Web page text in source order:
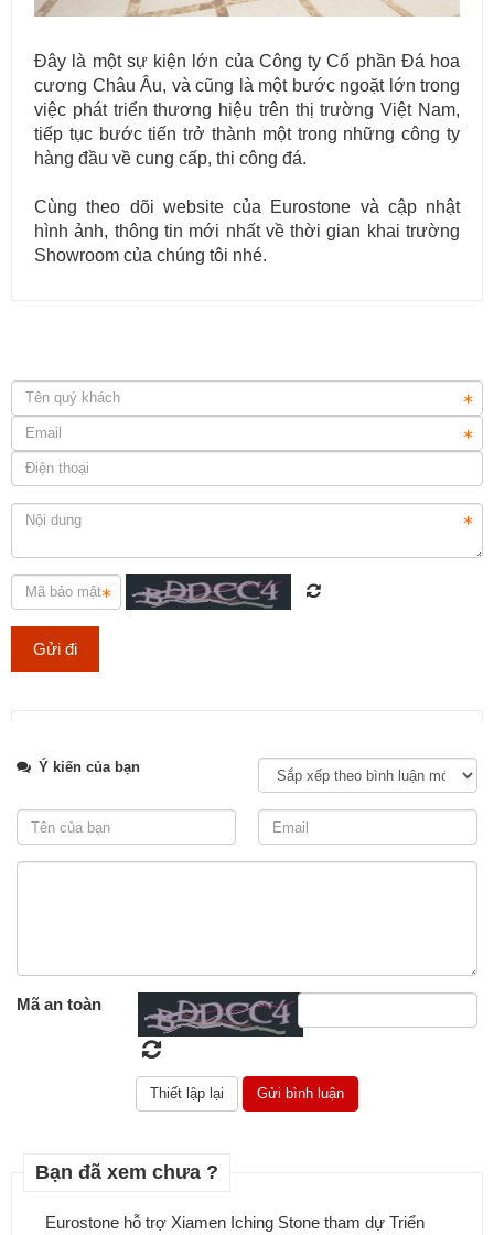
Đây là một sự kiện lớn của Công ty Cổ phần Đá hoa
cương Châu Âu, và cũng là một bước ngoặt lớn trong
việc phát triển thương hiệu trên thị trường Việt Nam,
tiếp tục bước tiến trở thành một trong những công ty
hàng đầu về cung cấp, thi công đá.
Cùng theo dõi website của Eurostone và cập nhật
hình ảnh, thông tin mới nhất về thời gian khai trường
Showroom của chúng tôi nhé.
Ý kiến của bạn
Mã an toàn
Bạn đã xem chưa ?
Eurostone hỗ trợ Xiamen Iching Stone tham dự Triển
Cung cấp & thi công đá ốp cầu thang máy cho các công trình.
Lựa chọn đá ốp mặt bếp uy tín và chuyên nghiệp tại TP.HCM
Thi công hạng mục đá lát nền cho cách công trình, đảm bảo chất
lượng và tuổi thọ.